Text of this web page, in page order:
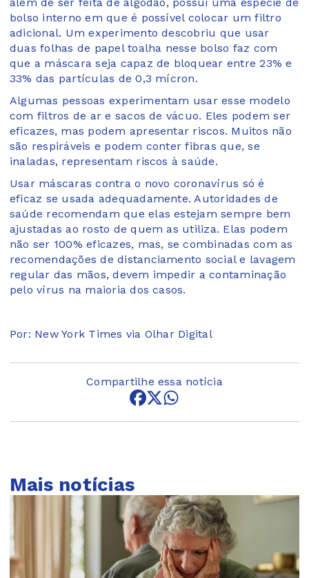
bolso interno em que é possível colocar um filtro
adicional. Um experimento descobriu que usar
duas folhas de papel toalha nesse bolso faz com
que a máscara seja capaz de bloquear entre 23% e
33% das partículas de 0,3 mícron.
Algumas pessoas experimentam usar esse modelo
com filtros de ar e sacos de vácuo. Eles podem ser
eficazes, mas podem apresentar riscos. Muitos não
são respiráveis e podem conter fibras que, se
inaladas, representam riscos à saúde.
Usar máscaras contra o novo coronavírus só é
eficaz se usada adequadamente. Autoridades de
saúde recomendam que elas estejam sempre bem
ajustadas ao rosto de quem as utiliza. Elas podem
não ser 100% eficazes, mas, se combinadas com as
recomendações de distanciamento social e lavagem
regular das mãos, devem impedir a contaminação
pelo vírus na maioria dos casos.
Por: New York Times via Olhar Digital
Compartilhe essa notícia
Mais notícias